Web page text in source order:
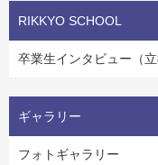
RIKKYO SCHOOL
卒業生インタビュー（立
ギャラリー
フォトギャラリー